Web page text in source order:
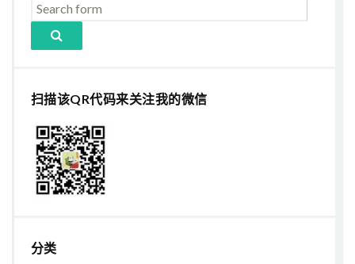
扫描该QR代码来关注我的微信
分类